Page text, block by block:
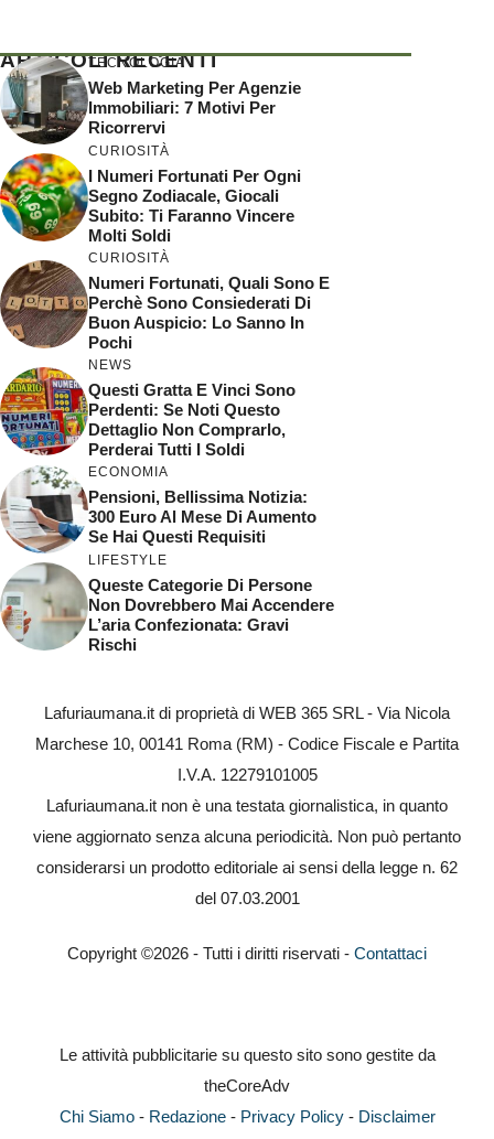
ARTICOLI RECENTI
TECNOLOGIA
Web Marketing Per Agenzie
Immobiliari: 7 Motivi Per
Ricorrervi
CURIOSITÀ
I Numeri Fortunati Per Ogni
Segno Zodiacale, Giocali
Subito: Ti Faranno Vincere
Molti Soldi
CURIOSITÀ
Numeri Fortunati, Quali Sono E
Perchè Sono Consiederati Di
Buon Auspicio: Lo Sanno In
Pochi
NEWS
Questi Gratta E Vinci Sono
Perdenti: Se Noti Questo
Dettaglio Non Comprarlo,
Perderai Tutti I Soldi
ECONOMIA
Pensioni, Bellissima Notizia:
300 Euro Al Mese Di Aumento
Se Hai Questi Requisiti
LIFESTYLE
Queste Categorie Di Persone
Non Dovrebbero Mai Accendere
L’aria Confezionata: Gravi
Rischi
Lafuriaumana.it di proprietà di WEB 365 SRL - Via Nicola
Marchese 10, 00141 Roma (RM) - Codice Fiscale e Partita
I.V.A. 12279101005
Lafuriaumana.it non è una testata giornalistica, in quanto
viene aggiornato senza alcuna periodicità. Non può pertanto
considerarsi un prodotto editoriale ai sensi della legge n. 62
del 07.03.2001
Copyright ©2026 - Tutti i diritti riservati - Contattaci
Le attività pubblicitarie su questo sito sono gestite da
theCoreAdv
Chi Siamo- Redazione- Privacy Policy- Disclaimer